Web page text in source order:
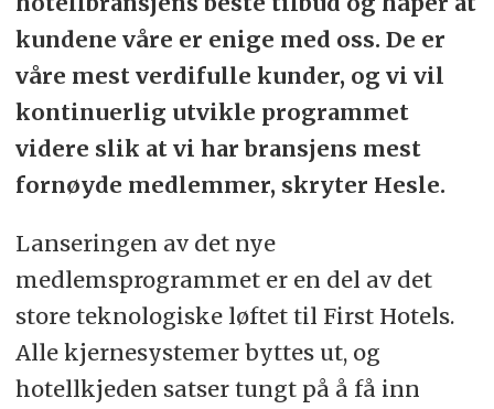
kundene våre er enige med oss. De er
våre mest verdifulle kunder, og vi vil
kontinuerlig utvikle programmet
videre slik at vi har bransjens mest
fornøyde medlemmer, skryter Hesle.
Lanseringen av det nye
medlemsprogrammet er en del av det
store teknologiske løftet til First Hotels.
Alle kjernesystemer byttes ut, og
hotellkjeden satser tungt på å få inn